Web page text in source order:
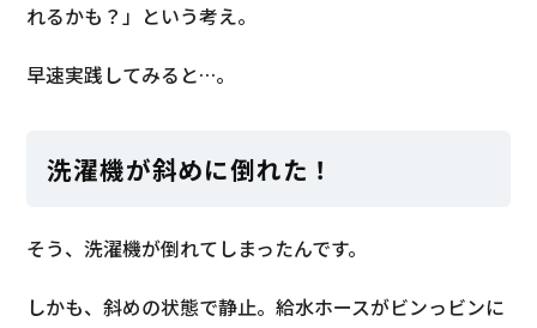
れるかも？」という考え。
早速実践してみると…。
洗濯機が斜めに倒れた！
そう、洗濯機が倒れてしまったんです。
しかも、斜めの状態で静止。給水ホースがビンっビンに